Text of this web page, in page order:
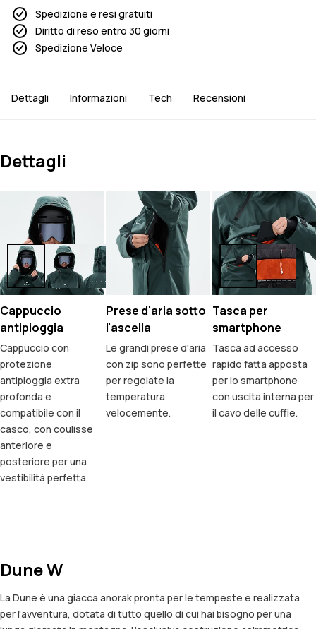
Spedizione e resi gratuiti
Diritto di reso entro 30 giorni
Spedizione Veloce
Dettagli Informazioni Tech Recensioni
Dettagli
Cappuccio
antipioggia
Cappuccio con
protezione
antipioggia extra
profonda e
compatibile con il
casco, con coulisse
anteriore e
posteriore per una
vestibilità perfetta.
Prese d'aria sotto
l'ascella
Le grandi prese d'aria
con zip sono perfette
per regolate la
temperatura
velocemente.
Tasca per
smartphone
Tasca ad accesso
rapido fatta apposta
per lo smartphone
con uscita interna per
il cavo delle cuffie.
Dune W
La Dune è una giacca anorak pronta per le tempeste e realizzata
per l'avventura, dotata di tutto quello di cui hai bisogno per una